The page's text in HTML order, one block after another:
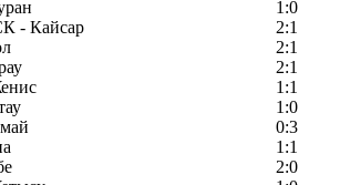
1:0
- Кайсар
2:1
2:1
2:1
1:1
1:0
0:3
1:1
2:0